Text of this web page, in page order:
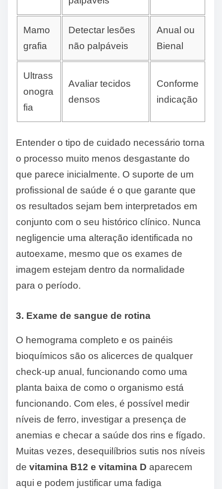
Mamo
grafia
Detectar lesões
não palpáveis
Anual ou
Bienal
Ultrass
onogra
fia
Avaliar tecidos
densos
Conforme
indicação
Entender o tipo de cuidado necessário torna
o processo muito menos desgastante do
que parece inicialmente. O suporte de um
profissional de saúde é o que garante que
os resultados sejam bem interpretados em
conjunto com o seu histórico clínico. Nunca
negligencie uma alteração identificada no
autoexame, mesmo que os exames de
imagem estejam dentro da normalidade
para o período.
3. Exame de sangue de rotina
O hemograma completo e os painéis
bioquímicos são os alicerces de qualquer
check-up anual, funcionando como uma
planta baixa de como o organismo está
funcionando. Com eles, é possível medir
níveis de ferro, investigar a presença de
anemias e checar a saúde dos rins e fígado.
Muitas vezes, desequilíbrios sutis nos níveis
de vitamina B12 e vitamina D aparecem
aqui e podem justificar uma fadiga